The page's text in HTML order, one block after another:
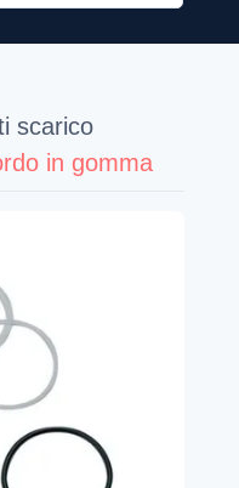
scarico
in gomma